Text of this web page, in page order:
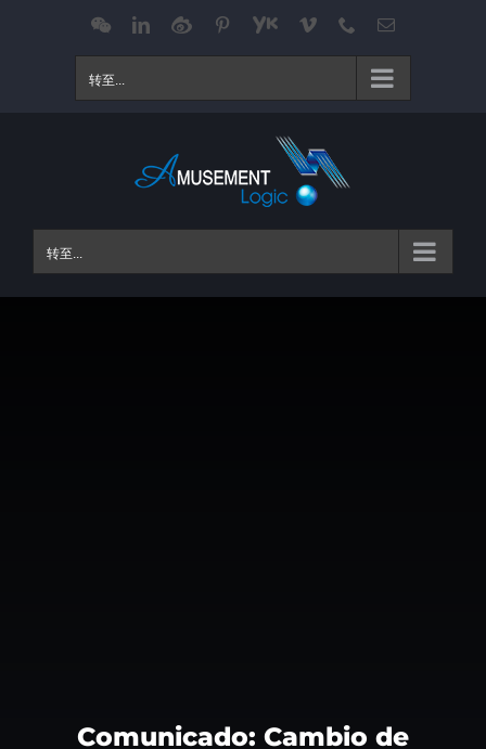
WeChatLinkedIn
Weibo Pinterest
Youku Vimeo Phone电
转至...
转至...
Comunicado: Cambio de